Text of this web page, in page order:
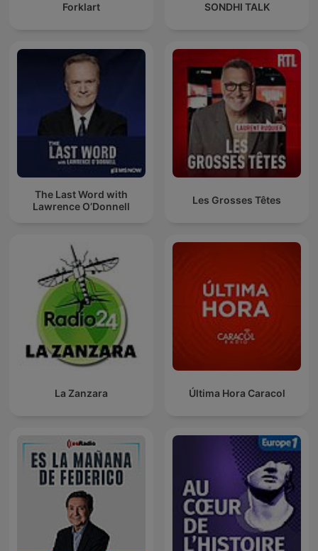
Forklart SONDHI TALK
The Last Word with
Lawrence O’Donnell
Les Grosses Têtes
La Zanzara Última Hora Caracol